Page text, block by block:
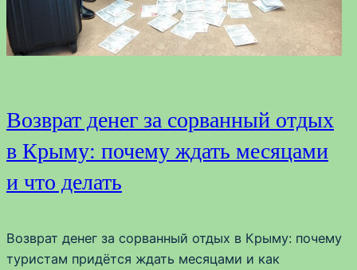
Возврат денег за сорванный отдых
в Крыму: почему ждать месяцами
и что делать
Возврат денег за сорванный отдых в Крыму: почему
туристам придётся ждать месяцами и как